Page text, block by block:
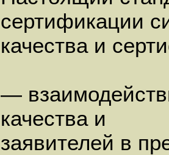
сертификации
качества и
—
качества и
заявителей в